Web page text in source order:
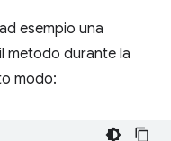
esempio una
metodo durante la
modo: